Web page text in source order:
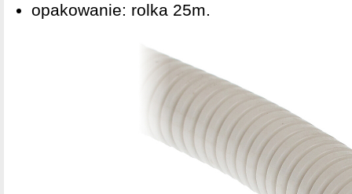
opakowanie: rolka 25m.